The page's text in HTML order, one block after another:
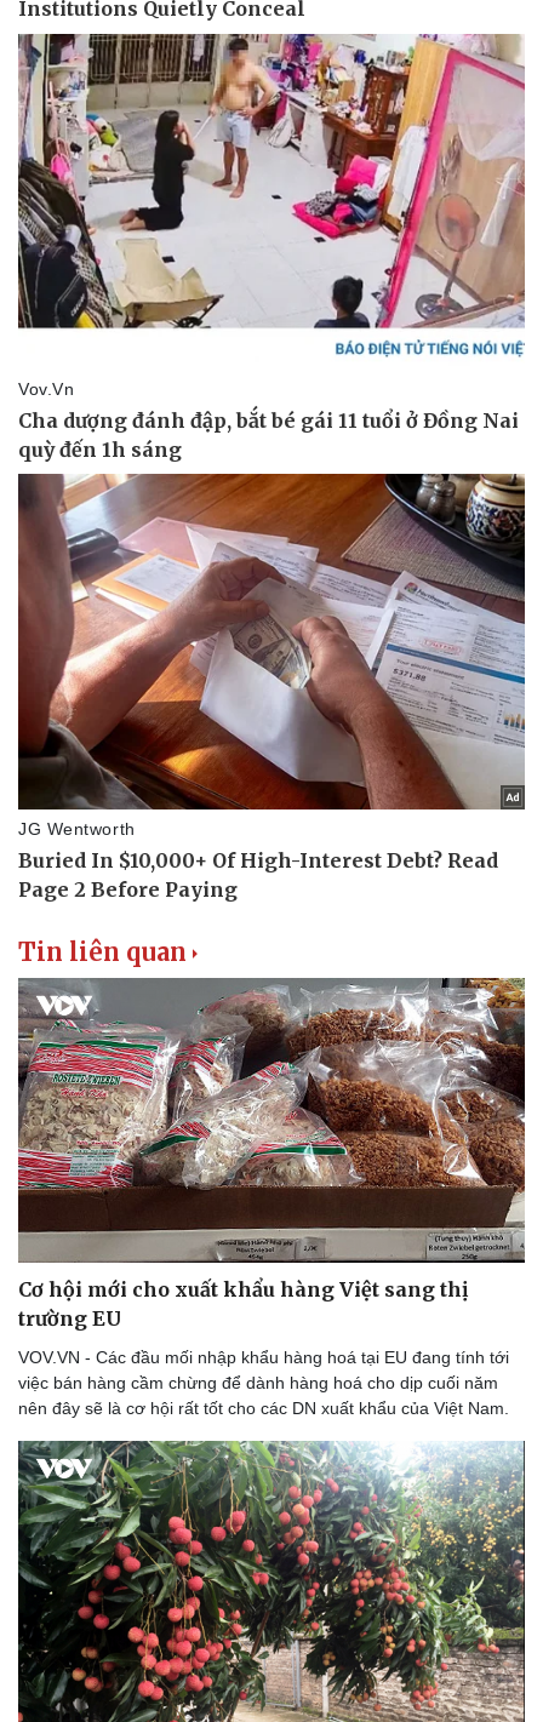
Thể thao
Bóng đá
Lịch thi đấu bóng đá
Thế giới thể thao
eSports
Hậu trường
Ô tô - Xe máy
Xe máy
Tư vấn
Tin liên quan
Cơ hội mới cho xuất khẩu hàng Việt sang thị
trường EU
VOV.VN - Các đầu mối nhập khẩu hàng hoá tại EU đang tính tới
việc bán hàng cầm chừng để dành hàng hoá cho dịp cuối năm
nên đây sẽ là cơ hội rất tốt cho các DN xuất khẩu của Việt Nam.